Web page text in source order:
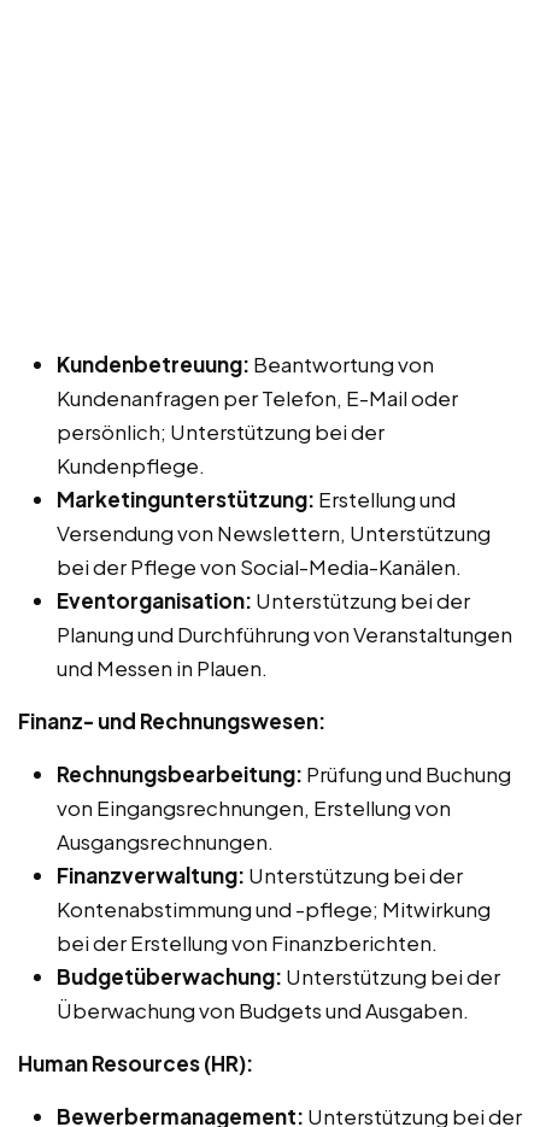
Kundenbetreuung: Beantwortung von
Kundenanfragen per Telefon, E-Mail oder
persönlich; Unterstützung bei der
Kundenpflege.
Marketingunterstützung: Erstellung und
Versendung von Newslettern, Unterstützung
bei der Pflege von Social-Media-Kanälen.
Eventorganisation: Unterstützung bei der
Planung und Durchführung von Veranstaltungen
und Messen in Plauen.
Finanz- und Rechnungswesen:
Rechnungsbearbeitung: Prüfung und Buchung
von Eingangsrechnungen, Erstellung von
Ausgangsrechnungen.
Finanzverwaltung: Unterstützung bei der
Kontenabstimmung und -pflege; Mitwirkung
bei der Erstellung von Finanzberichten.
Budgetüberwachung: Unterstützung bei der
Überwachung von Budgets und Ausgaben.
Human Resources (HR):
Bewerbermanagement: Unterstützung bei der